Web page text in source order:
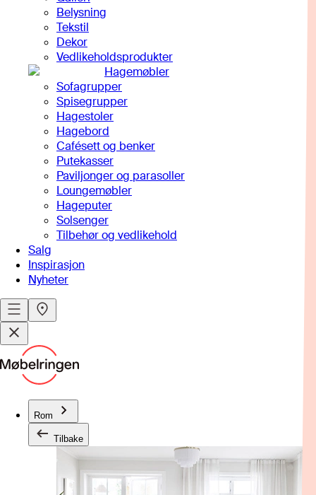
Belysning
Tekstil
Dekor
Vedlikeholdsprodukter
Hagemøbler
Sofagrupper
Spisegrupper
Hagestoler
Hagebord
Cafésett og benker
Putekasser
Paviljonger og parasoller
Loungemøbler
Hageputer
Solsenger
Tilbehør og vedlikehold
Salg
Inspirasjon
Nyheter
Rom
Tilbake